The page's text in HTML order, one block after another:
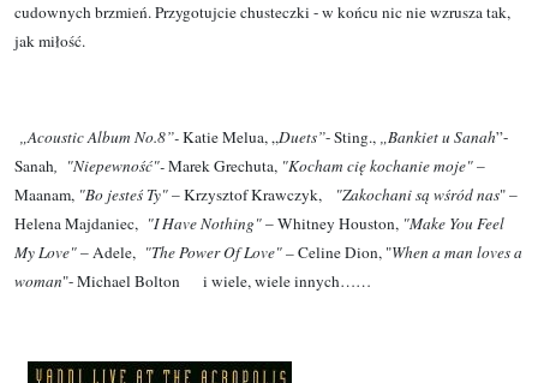
cudownych brzmień. Przygotujcie chusteczki - w końcu nic nie wzrusza tak,
jak miłość.
„Acoustic Album No.8”-Katie Melua, „Duets”- Sting., „Bankiet u Sanah”-
Sanah, "Niepewność"-Marek Grechuta, "Kocham cię kochanie moje"–
Maanam, "Bo jesteś Ty"– Krzysztof Krawczyk, "Zakochani są wśród nas" –
Helena Majdaniec, "I Have Nothing"– Whitney Houston, "Make You Feel
My Love"– Adele, "The Power Of Love" –Celine Dion, "When a man loves a
woman"- Michael Bolton i wiele, wiele innych……